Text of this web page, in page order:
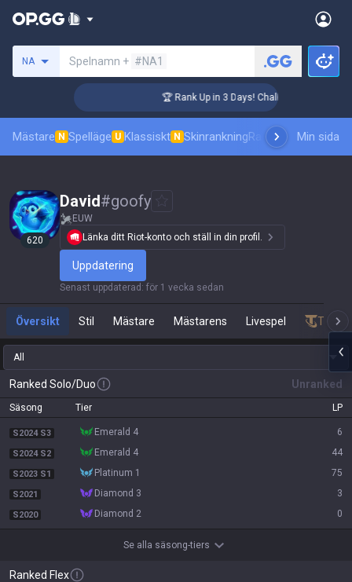
NA Spelnamn + #NA1
🏆 Rank Up in 3 Days! Challenger Coaching
Mästare N Spelläge U Klassiskt N SkinrankningRanking Pro
Min sida
620
David#goofy
EUW
Länka ditt Riot-konto och ställ in din profil.
Uppdatering
Senast uppdaterad : för 1 vecka sedan
Översikt Stil Mästare Mästarens Livespel
All
Ranked Solo/Duo Unranked
Säsong Tier LP
S2024 S3 emerald 4 6
S2024 S2 emerald 4 44
S2023 S1 platinum 1 75
S2021 diamond 3 3
S2020 diamond 2 0
Se alla säsong-tiers
Ranked Flex